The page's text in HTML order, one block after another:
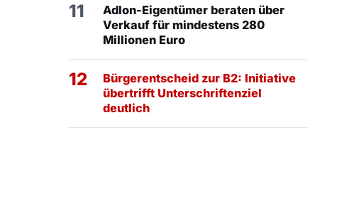
11
Adlon-Eigentümer beraten über
Verkauf für mindestens 280
Millionen Euro
12
Bürgerentscheid zur B2: Initiative
übertrifft Unterschriftenziel
deutlich